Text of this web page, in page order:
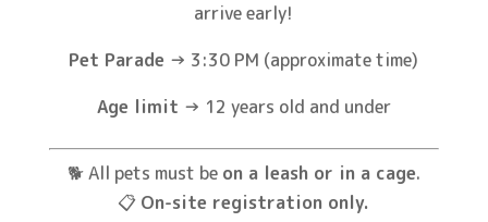
arrive early!
Pet Parade → 3:30 PM (approximate time)
Age limit → 12 years old and under
🐕 All pets must be on a leash or in a cage.
📋 On-site registration only.